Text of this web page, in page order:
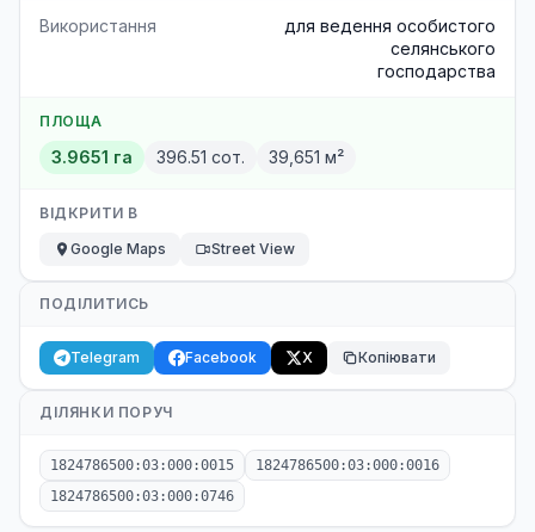
Використання
для ведення особистого
селянського
господарства
ПЛОЩА
3.9651 га 396.51 сот. 39,651 м²
ВІДКРИТИ В
Google Maps
Street View
ПОДІЛИТИСЬ
Telegram Facebook X Копіювати
ДІЛЯНКИ ПОРУЧ
1824786500:03:000:0015
1824786500:03:000:0016
1824786500:03:000:0746